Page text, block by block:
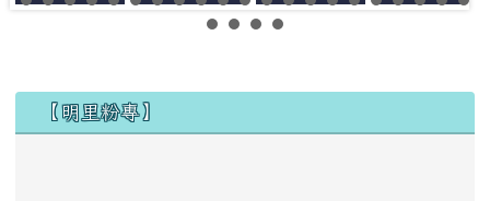
左邊區域內容
【明里粉專】